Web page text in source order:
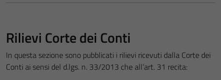
Rilievi Corte dei Conti
In questa sezione sono pubblicati i rilievi ricevuti dalla Corte dei
Conti ai sensi del d.lgs. n. 33/2013 che all’art. 31 recita: